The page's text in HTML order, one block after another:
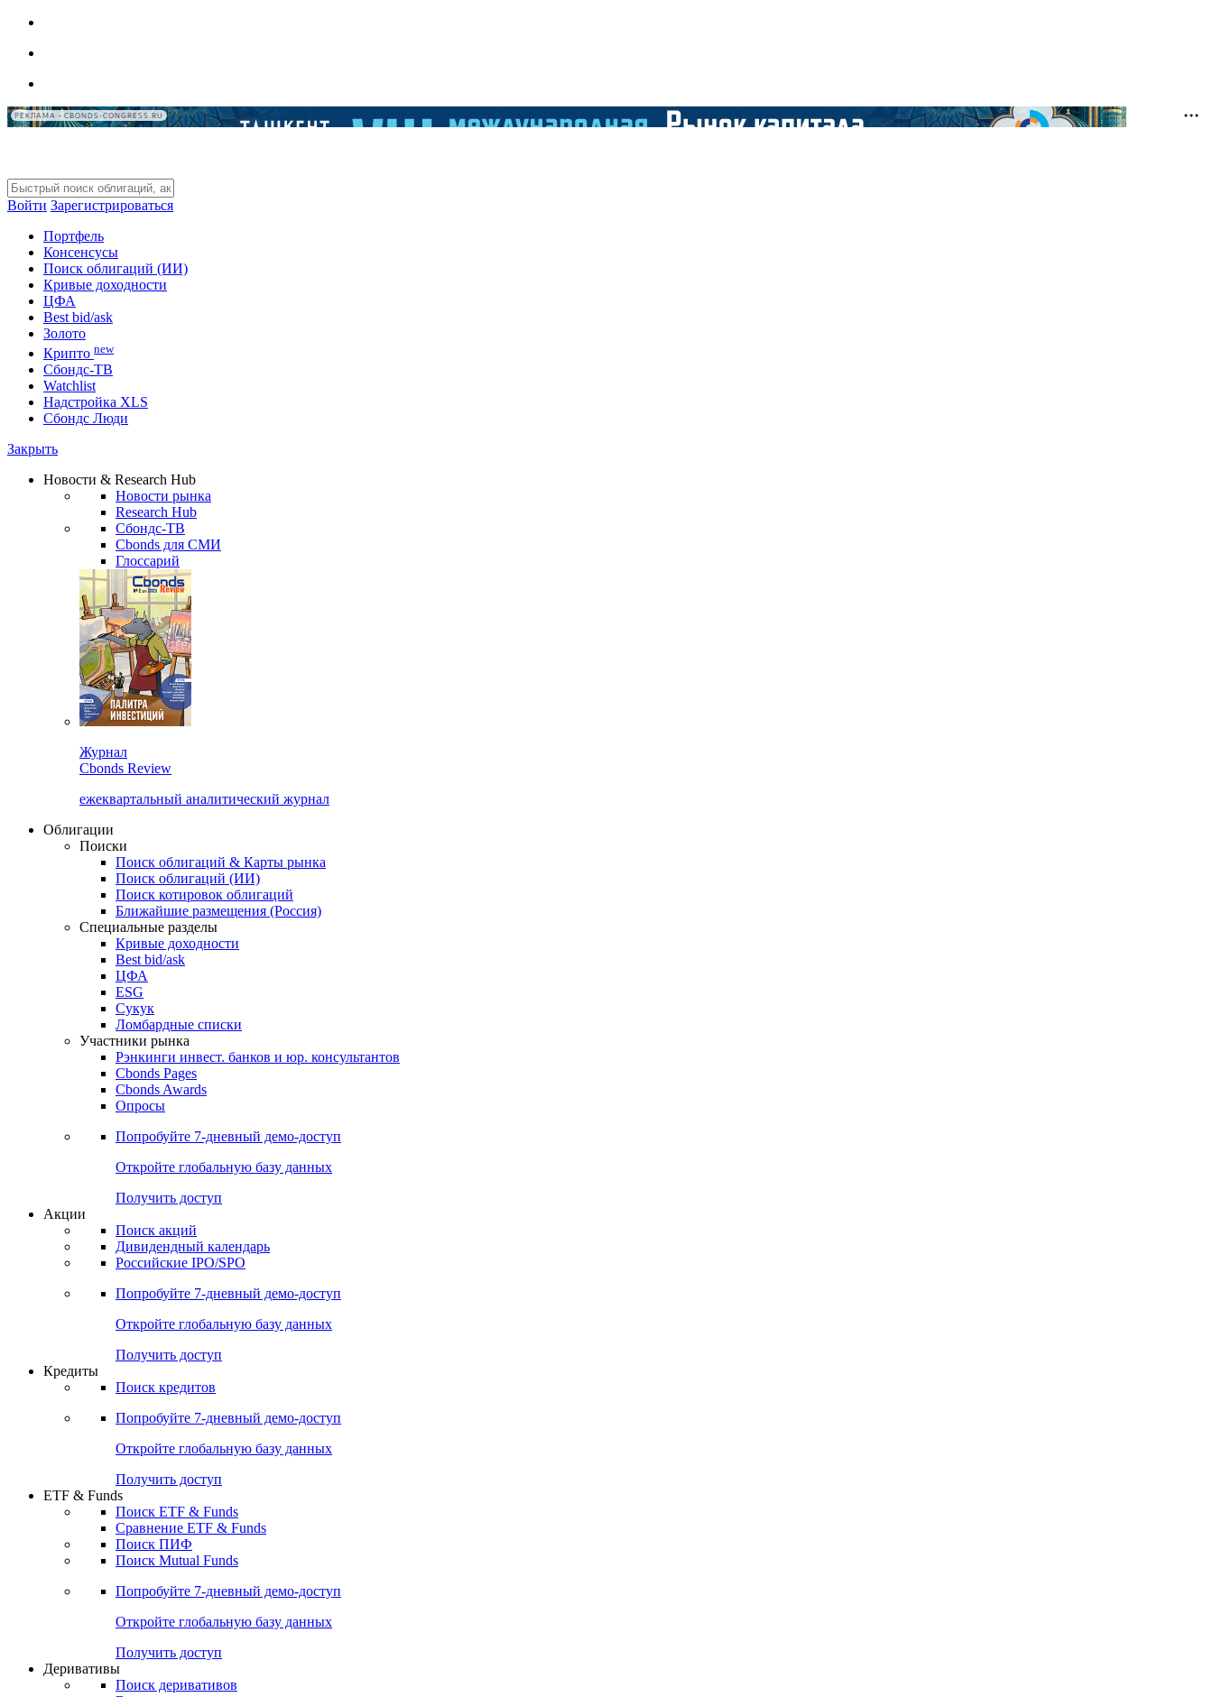
РЕКЛАМА • CBONDS-CONGRESS.RU
Войти Зарегистрироваться
Портфель
Консенсусы
Поиск облигаций (ИИ)
Кривые доходности
ЦФА
Best bid/ask
Золото
Крипто new
Сбондс-ТВ
Watchlist
Надстройка XLS
Сбондс Люди
Закрыть
Новости & Research Hub
Новости рынка
Research Hub
Сбондс-ТВ
Cbonds для СМИ
Глоссарий
Журнал
Cbonds Review
ежеквартальный аналитический журнал
Облигации
Поиски
Поиск облигаций & Карты рынка
Поиск облигаций (ИИ)
Поиск котировок облигаций
Ближайшие размещения (Россия)
Специальные разделы
Кривые доходности
Best bid/ask
ЦФА
ESG
Сукук
Ломбардные списки
Участники рынка
Рэнкинги инвест. банков и юр. консультантов
Cbonds Pages
Cbonds Awards
Опросы
Попробуйте 7-дневный демо-доступ
Откройте глобальную базу данных
Получить доступ
Акции
Поиск акций
Дивидендный календарь
Российские IPO/SPO
Попробуйте 7-дневный демо-доступ
Откройте глобальную базу данных
Получить доступ
Кредиты
Поиск кредитов
Попробуйте 7-дневный демо-доступ
Откройте глобальную базу данных
Получить доступ
ETF & Funds
Поиск ETF & Funds
Сравнение ETF & Funds
Поиск ПИФ
Поиск Mutual Funds
Попробуйте 7-дневный демо-доступ
Откройте глобальную базу данных
Получить доступ
Деривативы
Поиск деривативов